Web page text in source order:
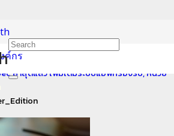
ค์กร
ล่าสุดแล้ว เพิ่มเติมระบบแอพที่รองรับ, หน่วย